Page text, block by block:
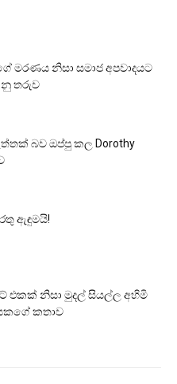
මරණය නිසා සමාජ අපවාදයට
තරුව
බව ඔප්පු කල Dorothy
ඇඳුමයි!
එකක් නිසා මුදල් සියල්ල අහිමි
කතාව